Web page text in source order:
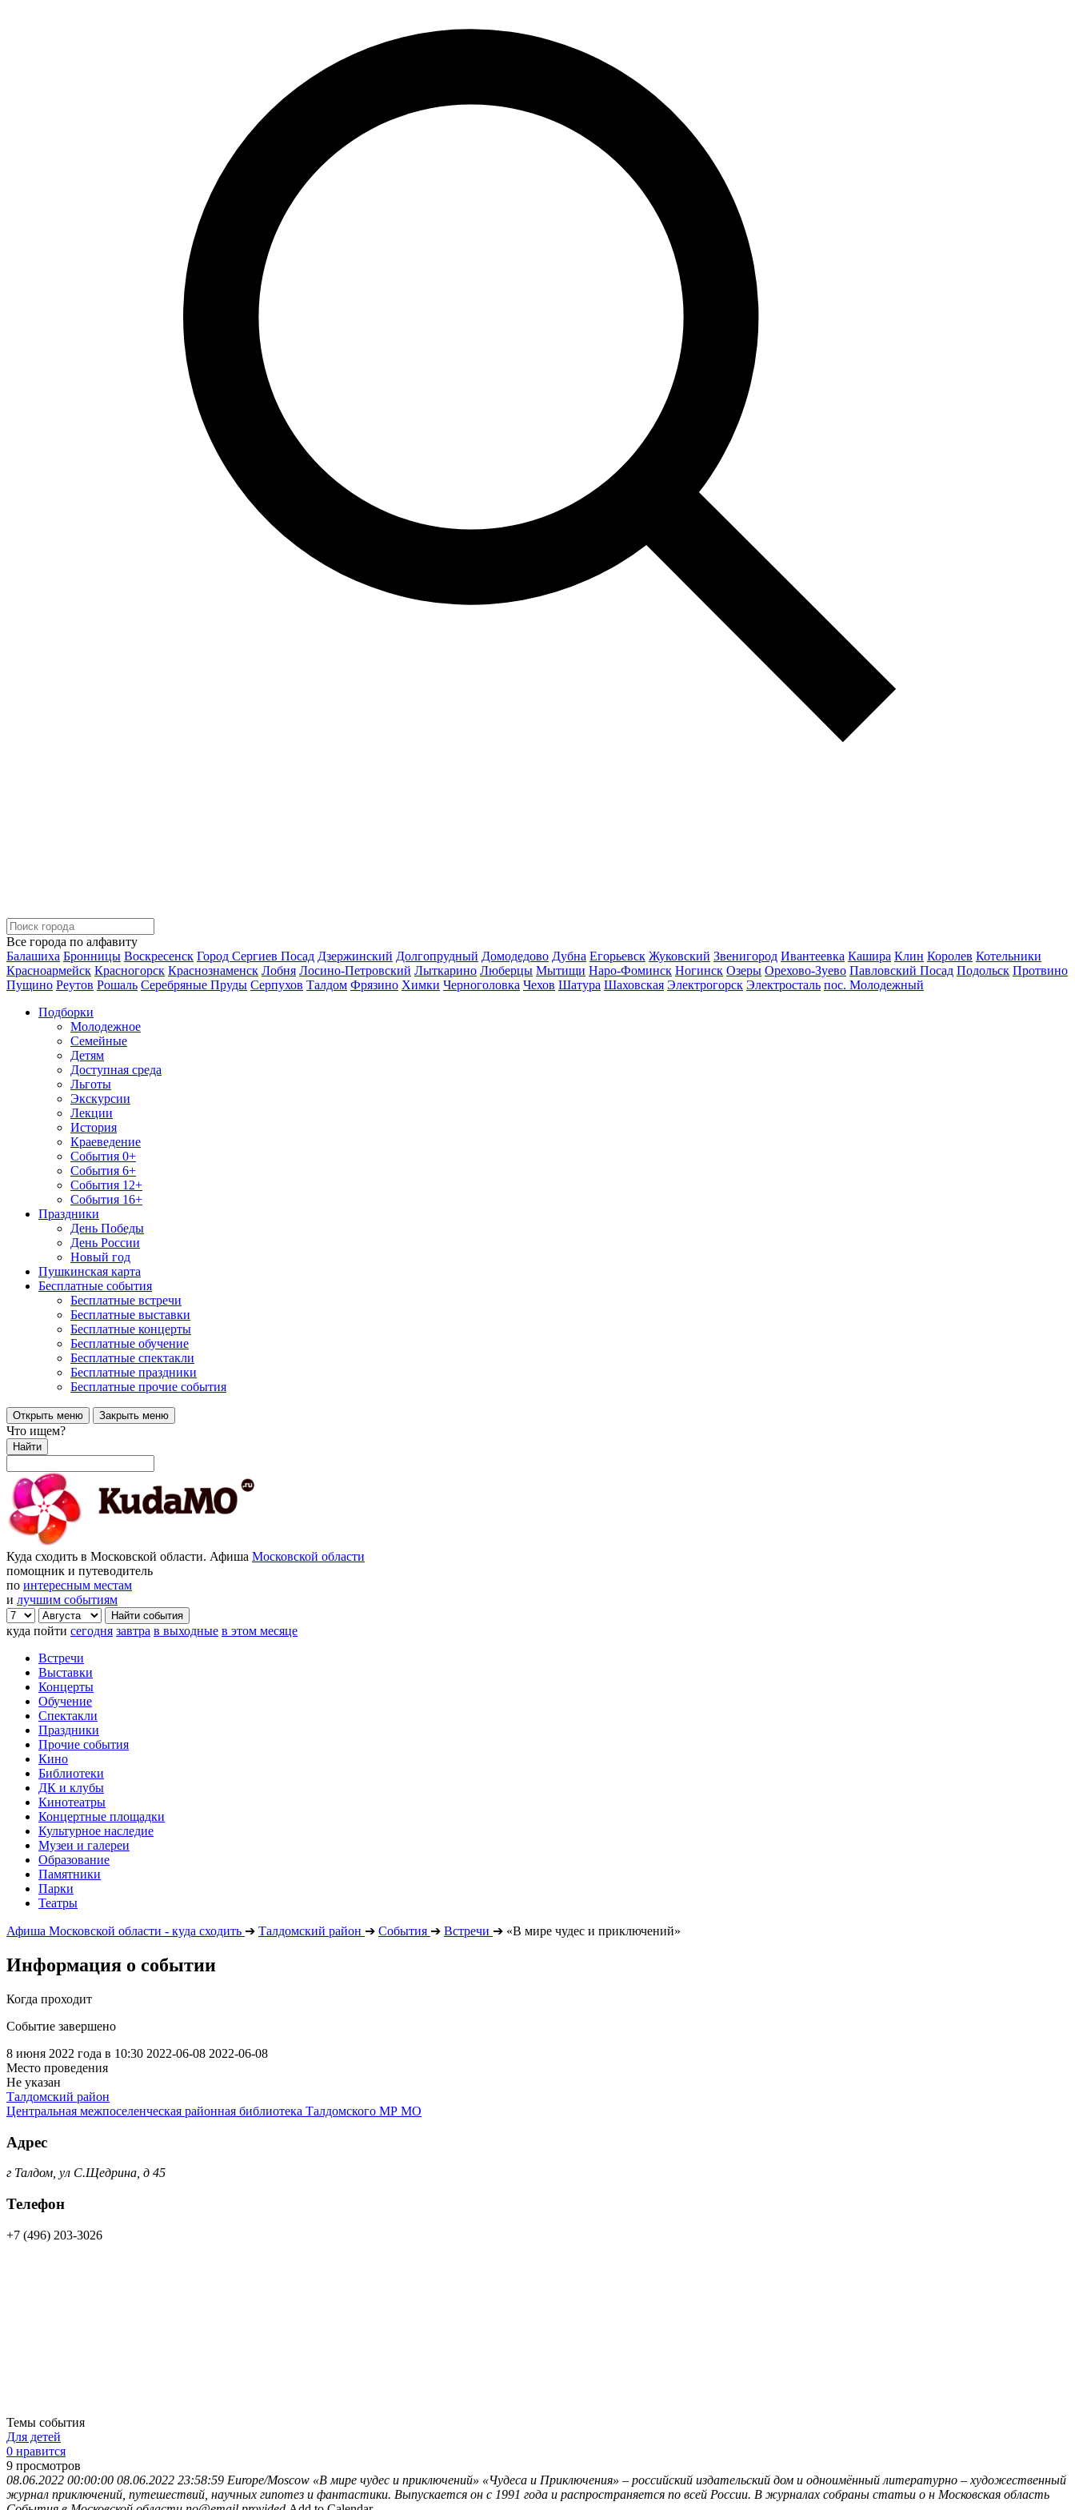
Все города по алфавиту
Балашиха Бронницы Воскресенск Город Сергиев Посад Дзержинский Долгопрудный Домодедово Дубна Егорьевск Жуковский Звенигород Ивантеевка Кашира Клин Королев Котельники
Красноармейск Красногорск Краснознаменск Лобня Лосино-Петровский Лыткарино Люберцы Мытищи Наро-Фоминск Ногинск Озеры Орехово-Зуево Павловский Посад Подольск Протвино
Пущино Реутов Рошаль Серебряные Пруды Серпухов Талдом Фрязино Химки Черноголовка Чехов Шатура Шаховская Электрогорск Электросталь пос. Молодежный
Подборки
Молодежное
Семейные
Детям
Доступная среда
Льготы
Экскурсии
Лекции
История
Краеведение
События 0+
События 6+
События 12+
События 16+
Праздники
День Победы
День России
Новый год
Пушкинская карта
Бесплатные события
Бесплатные встречи
Бесплатные выставки
Бесплатные концерты
Бесплатные обучение
Бесплатные спектакли
Бесплатные праздники
Бесплатные прочие события
Открыть меню Закрыть меню
Что ищем?
Найти
Куда сходить в Московской области. Афиша Московской области
помощник и путеводитель
по интересным местам
и лучшим событиям
куда пойти сегодня завтра в выходные в этом месяце
Встречи
Выставки
Концерты
Обучение
Спектакли
Праздники
Прочие события
Кино
Библиотеки
ДК и клубы
Кинотеатры
Концертные площадки
Культурное наследие
Музеи и галереи
Образование
Памятники
Парки
Театры
Афиша Московской области - куда сходить ➔ Талдомский район ➔ События ➔ Встречи ➔ «В мире чудес и приключений»
Информация о событии
Когда проходит
Событие завершено
8 июня 2022 года в 10:30 2022-06-08 2022-06-08
Место проведения
Не указан
Талдомский район
Центральная межпоселенческая районная библиотека Талдомского МР МО
Адрес
г Талдом, ул С.Щедрина, д 45
Телефон
+7 (496) 203-3026
Темы события
Для детей
0 нравится
9 просмотров
08.06.2022 00:00:00 08.06.2022 23:58:59 Europe/Moscow «В мире чудес и приключений» «Чудеса и Приключения» – российский издательский дом и одноимённый литературно – художественный
журнал приключений, путешествий, научных гипотез и фантастики. Выпускается он с 1991 года и распространяется по всей России. В журналах собраны статьи о н Московская область